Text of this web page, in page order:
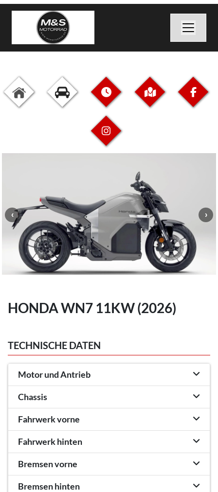
HONDA WN7 11KW (2026)
TECHNISCHE DATEN
Motor und Antrieb
Chassis
Fahrwerk vorne
Fahrwerk hinten
Bremsen vorne
Bremsen hinten